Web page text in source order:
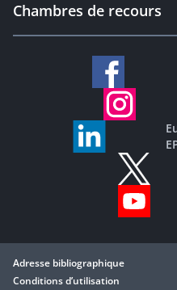
Chambres de recours
Adresse bibliographique
Conditions d’utilisation